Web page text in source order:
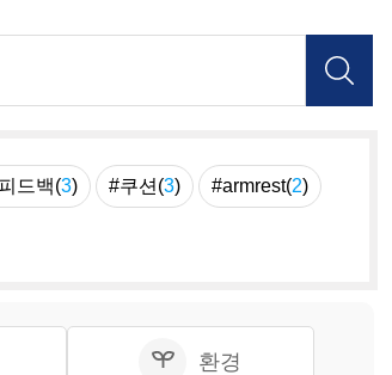
드백(3) #쿠션(3) #armrest(2)
환경